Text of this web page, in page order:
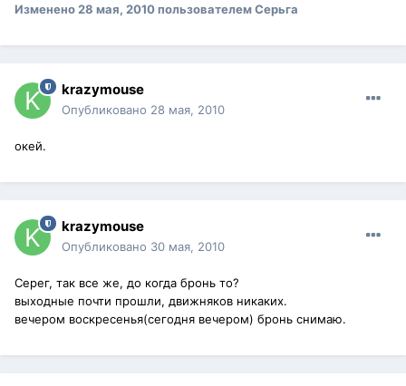
Изменено28 мая, 2010пользователем Серьга
krazymouse
Опубликовано 28 мая, 2010
окей.
krazymouse
Опубликовано 30 мая, 2010
Серег, так все же, до когда бронь то?
выходные почти прошли, движняков никаких.
вечером воскресенья(сегодня вечером) бронь снимаю.